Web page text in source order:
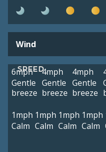
Wind
SPEED
6mph
Gentle
breeze
4mph
Gentle
breeze
4mph
Gentle
breeze
1mph
Calm
1mph
Calm
1mph
Calm
1mph
Calm